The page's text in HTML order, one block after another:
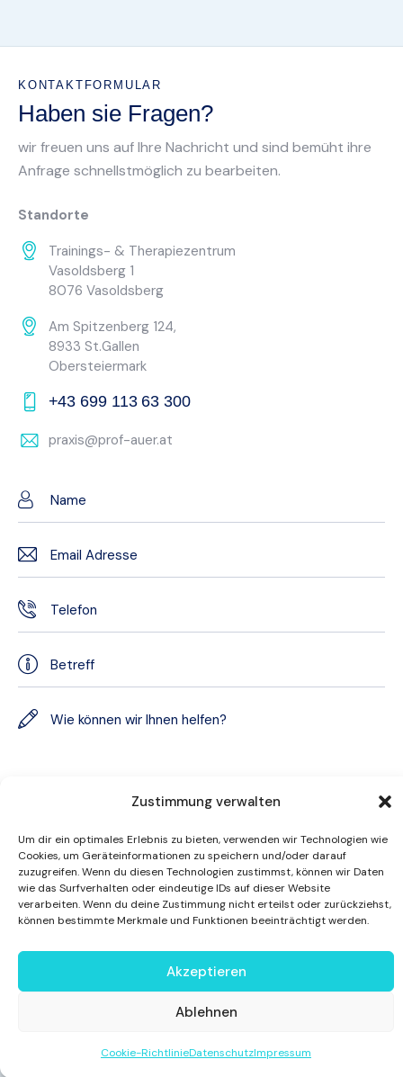
Zustimmung verwalten
Um dir ein optimales Erlebnis zu bieten, verwenden wir Technologien wie
Cookies, um Geräteinformationen zu speichern und/oder darauf
zuzugreifen. Wenn du diesen Technologien zustimmst, können wir Daten
wie das Surfverhalten oder eindeutige IDs auf dieser Website
verarbeiten. Wenn du deine Zustimmung nicht erteilst oder zurückziehst,
können bestimmte Merkmale und Funktionen beeinträchtigt werden.
Akzeptieren
Ablehnen
Cookie-RichtlinieDatenschutzImpressum
KONTAKTFORMULAR
Haben sie Fragen?
wir freuen uns auf Ihre Nachricht und sind bemüht ihre
Anfrage schnellstmöglich zu bearbeiten.
Standorte
Trainings- & Therapiezentrum
Vasoldsberg 1
8076 Vasoldsberg
Am Spitzenberg 124,
8933 St.Gallen
Obersteiermark
+43 699 113 63 300
praxis@prof-auer.at
Ich akzeptiere dieDatenschutzbestimmungen.